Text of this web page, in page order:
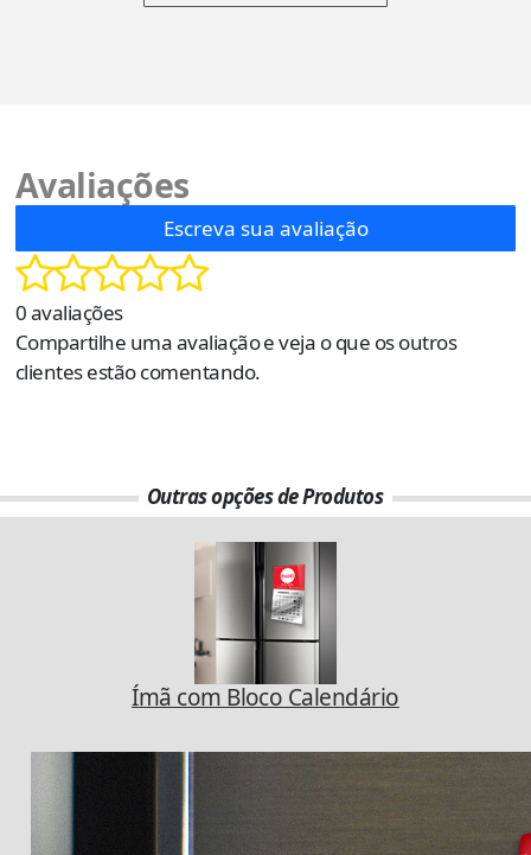
Avaliações
Escreva sua avaliação
0 avaliações
Compartilhe uma avaliação e veja o que os outros
clientes estão comentando.
Outras opções de Produtos
Ímã com Bloco Calendário